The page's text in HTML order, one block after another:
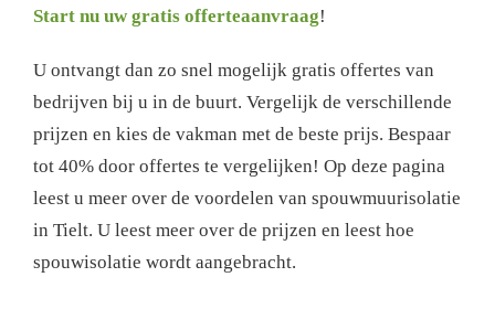
Start nu uw gratis offerteaanvraag!
U ontvangt dan zo snel mogelijk gratis offertes van
bedrijven bij u in de buurt. Vergelijk de verschillende
prijzen en kies de vakman met de beste prijs. Bespaar
tot 40% door offertes te vergelijken! Op deze pagina
leest u meer over de voordelen van spouwmuurisolatie
in Tielt. U leest meer over de prijzen en leest hoe
spouwisolatie wordt aangebracht.